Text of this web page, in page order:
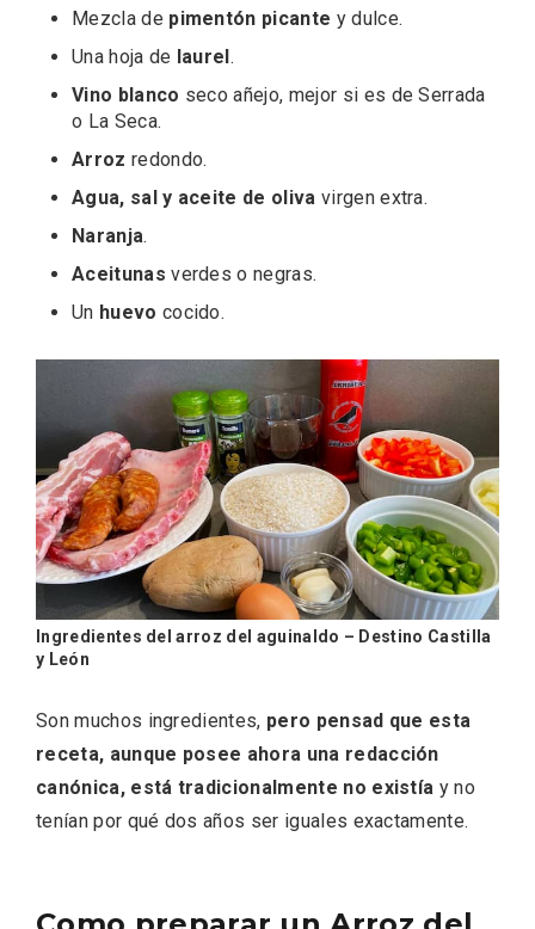
Mezcla de pimentón picante y dulce.
Una hoja de laurel.
Vino blanco seco añejo, mejor si es de Serrada
o La Seca.
Arroz redondo.
Agua, sal y aceite de oliva virgen extra.
Naranja.
Aceitunasverdes o negras.
Un huevo cocido.
Ingredientes del arroz del aguinaldo – Destino Castilla
y León
Son muchos ingredientes, pero pensad que esta
receta, aunque posee ahora una redacción
canónica, está tradicionalmente no existía y no
tenían por qué dos años ser iguales exactamente.
El Cronicón de Oña sale a la calle
Preparatory School en Ávila y Salamanca